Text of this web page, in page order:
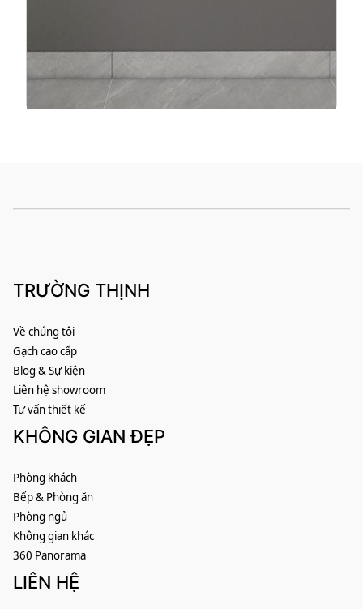
TRƯỜNG THỊNH
Về chúng tôi
Gạch cao cấp
Blog & Sự kiện
Liên hệ showroom
Tư vấn thiết kế
KHÔNG GIAN ĐẸP
Phòng khách
Bếp & Phòng ăn
Phòng ngủ
Không gian khác
360 Panorama
LIÊN HỆ